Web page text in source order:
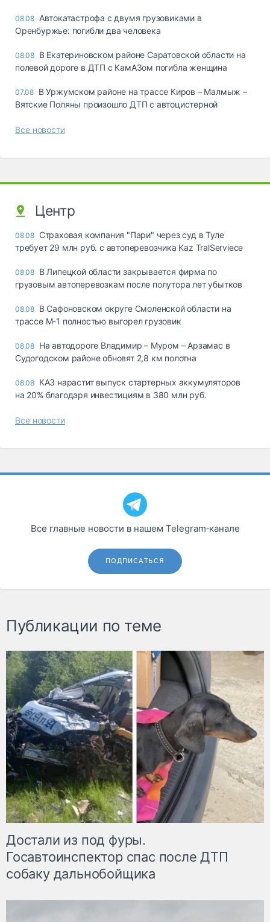
08.08 Автокатастрофа с двумя грузовиками в
Оренбуржье: погибли два человека
08.08 В Екатериновском районе Саратовской области на
полевой дороге в ДТП с КамАЗом погибла женщина
07.08 В Уржумском районе на трассе Киров – Малмыж –
Вятские Поляны произошло ДТП с автоцистерной
Все новости
Центр
08.08 Страховая компания "Пари" через суд в Туле
требует 29 млн руб. с автоперевозчика Kaz TralServiece
08.08 В Липецкой области закрывается фирма по
грузовым автоперевозкам после полутора лет убытков
08.08 В Сафоновском округе Смоленской области на
трассе М-1 полностью выгорел грузовик
08.08 На автодороге Владимир – Муром – Арзамас в
Судогодском районе обновят 2,8 км полотна
08.08 КАЗ нарастит выпуск стартерных аккумуляторов
на 20% благодаря инвестициям в 380 млн руб.
Все новости
Все главные новости в нашем Telegram‑канале
ПОДПИСАТЬСЯ
Публикации по теме
Достали из под фуры.
Госавтоинспектор спас после ДТП
собаку дальнобойщика